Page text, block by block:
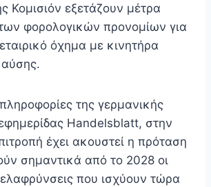
Κομισιόν εξετάζουν μέτρα
φορολογικών προνομίων για
όχημα με κινητήρα
της γερμανικής
Handelsblatt, στην
έχει ακουστεί η πρόταση
σημαντικά από το 2028 οι
που ισχύουν τώρα